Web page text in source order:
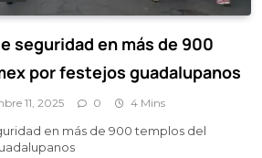
seguridad en más de 900
por festejos guadalupanos
11, 2025 0 4 Mins
en más de 900 templos del